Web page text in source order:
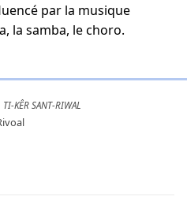
par la musique
la samba, le choro.
TI-KÊR SANT-RIWAL